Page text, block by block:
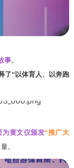
事。
了“以体育人、以奔跑
为黄文仪颁发“推广大
。